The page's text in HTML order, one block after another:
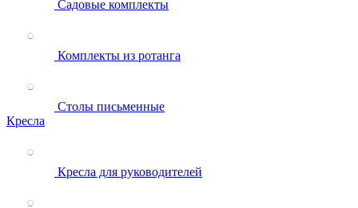
Садовые комплекты
Комплекты из ротанга
Столы письменные
Кресла
Кресла для руководителей